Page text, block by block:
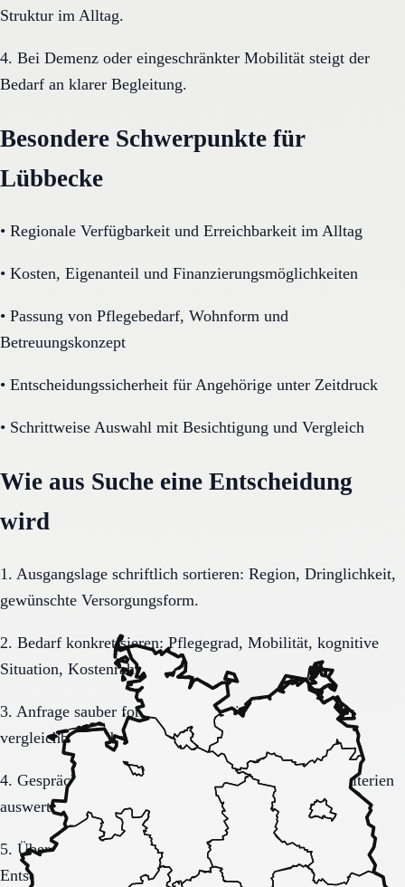
Struktur im Alltag.
4. Bei Demenz oder eingeschränkter Mobilität steigt der
Bedarf an klarer Begleitung.
Besondere Schwerpunkte für
Lübbecke
• Regionale Verfügbarkeit und Erreichbarkeit im Alltag
• Kosten, Eigenanteil und Finanzierungsmöglichkeiten
• Passung von Pflegebedarf, Wohnform und
Betreuungskonzept
• Entscheidungssicherheit für Angehörige unter Zeitdruck
• Schrittweise Auswahl mit Besichtigung und Vergleich
Wie aus Suche eine Entscheidung
wird
1. Ausgangslage schriftlich sortieren: Region, Dringlichkeit,
gewünschte Versorgungsform.
2. Bedarf konkretisieren: Pflegegrad, Mobilität, kognitive
Situation, Kostenrahmen.
3. Anfrage sauber formulieren, damit Rückmeldungen
vergleichbar bleiben.
4. Gespräche und Besichtigungen mit festen Muss-Kriterien
auswerten.
5. Übergang, Kommunikation und Kosten vor der
Entscheidung vollständig klären.